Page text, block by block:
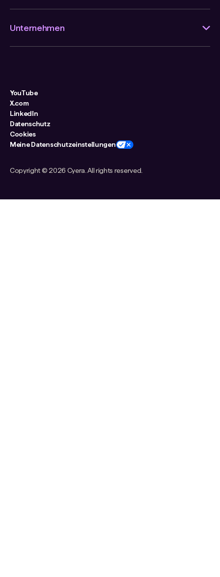
Unternehmen
Copyright © 2026 Cyera. All rights reserved.
YouTube
X.com
LinkedIn
Datenschutz
Cookies
Meine Datenschutzeinstellungen